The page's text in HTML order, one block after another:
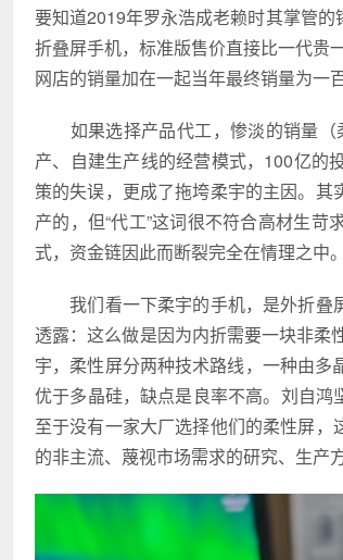
要知道2019年罗永浩成老赖时其掌管
折叠屏手机，标准版售价直接比一代贵
网店的销量加在一起当年最终销量为一
如果选择产品代工，惨淡的销量（
产、自建生产线的经营模式，100亿的
策的失误，更成了拖垮柔宇的主因。
产的，但“代工”这词很不符合高材生
式，资金链因此而断裂完全在情理之中。
我们看一下柔宇的手机，是外折叠
透露：这么做是因为内折需要一块非柔
宇，柔性屏分两种技术路线，一种由
优于多晶硅，缺点是良率不高。刘自鸿
至于没有一家大厂选择他们的柔性屏
的非主流、蔑视市场需求的研究、生产